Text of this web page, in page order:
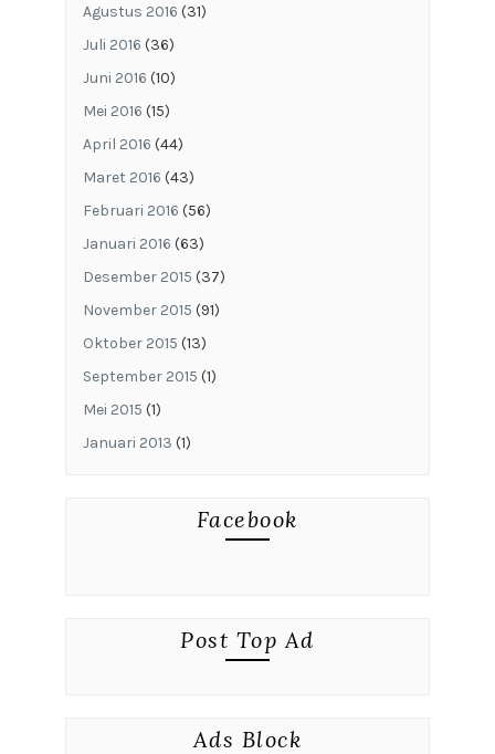
Agustus 2016 (31)
Juli 2016 (36)
Juni 2016 (10)
Mei 2016 (15)
April 2016 (44)
Maret 2016 (43)
Februari 2016 (56)
Januari 2016 (63)
Desember 2015 (37)
November 2015 (91)
Oktober 2015 (13)
September 2015 (1)
Mei 2015 (1)
Januari 2013 (1)
Facebook
Post Top Ad
Ads Block